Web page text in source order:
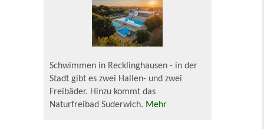
Schwimmen in Recklinghausen - in der
Stadt gibt es zwei Hallen- und zwei
Freibäder. Hinzu kommt das
Naturfreibad Suderwich. Mehr